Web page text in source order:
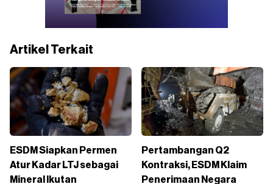
Artikel Terkait
ESDM Siapkan Permen
Atur Kadar LTJ sebagai
Mineral Ikutan
Pertambangan Q2
Kontraksi, ESDM Klaim
Penerimaan Negara